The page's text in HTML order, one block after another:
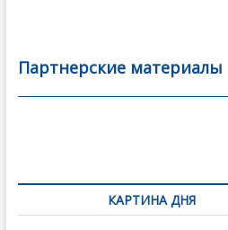
b
o
er l
а
в
Партнерские материалы
по
записямКАРТИНА ДНЯ